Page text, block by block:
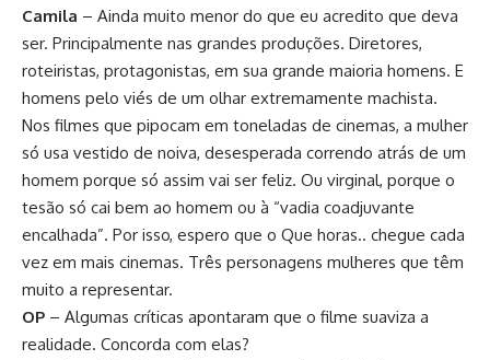
Camila – Ainda muito menor do que eu acredito que deva
ser. Principalmente nas grandes produções. Diretores,
roteiristas, protagonistas, em sua grande maioria homens. E
homens pelo viés de um olhar extremamente machista.
Nos filmes que pipocam em toneladas de cinemas, a mulher
só usa vestido de noiva, desesperada correndo atrás de um
homem porque só assim vai ser feliz. Ou virginal, porque o
tesão só cai bem ao homem ou à “vadia coadjuvante
encalhada”. Por isso, espero que o Que horas.. chegue cada
vez em mais cinemas. Três personagens mulheres que têm
muito a representar.
OP – Algumas críticas apontaram que o filme suaviza a
realidade. Concorda com elas?